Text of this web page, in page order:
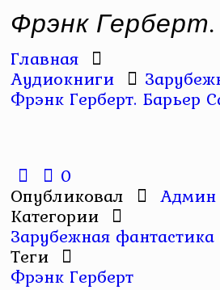
Фрэнк
Главная
Аудиокниги
Фрэнк Герберт. Барьер
0
Опубликовал Админ
Категории
Зарубежная
Теги
Фрэнк Герберт